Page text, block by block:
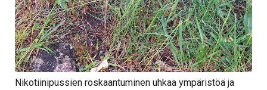
Nikotiinipussien roskaantuminen uhkaa ympäristöä ja